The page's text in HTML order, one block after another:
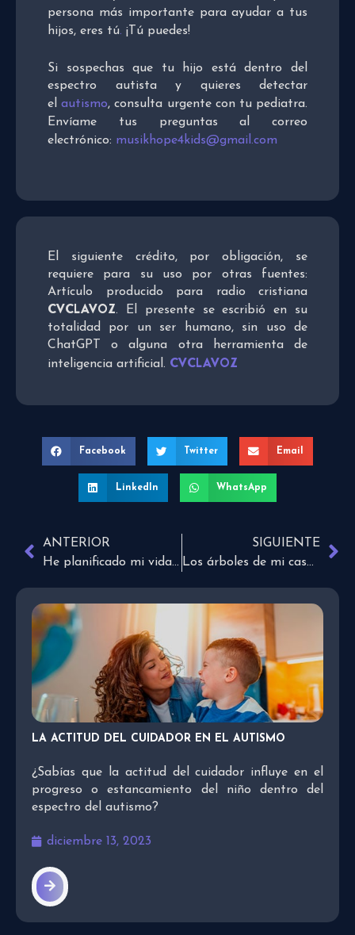
persona más importante para ayudar a tus
hijos, eres tú. ¡Tú puedes!
Si sospechas que tu hijo está dentro del
espectro autista y quieres detectar
elautismo, consulta urgente con tu pediatra.
Envíame tus preguntas al correo
electrónico: musikhope4kids@gmail.com
El siguiente crédito, por obligación, se
requiere para su uso por otras fuentes:
Artículo producido para radio cristiana
CVCLAVOZ. El presente se escribió en su
totalidad por un ser humano, sin uso de
ChatGPT o alguna otra herramienta de
inteligencia artificial. CVCLAVOZ
Facebook Twitter Email
LinkedIn WhatsApp
ANTERIOR
He planificado mi vida y mi futuro
SIGUIENTE
Los árboles de mi casa y botánicas terapéuticas
LA ACTITUD DEL CUIDADOR EN EL AUTISMO
¿Sabías que la actitud del cuidador influye en el
progreso o estancamiento del niño dentro del
espectro del autismo?
diciembre 13, 2023